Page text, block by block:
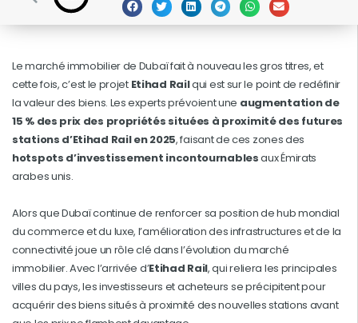
Le marché immobilier de Dubaï fait à nouveau les gros titres, et
cette fois, c’est le projet Etihad Railqui est sur le point de redéfinir
la valeur des biens. Les experts prévoient une augmentation de
15 % des prix des propriétés situées à proximité des futures
stations d’Etihad Rail en 2025, faisant de ces zones des
hotspots d’investissement incontournablesaux Émirats
arabes unis.
Alors que Dubaï continue de renforcer sa position de hub mondial
du commerce et du luxe, l’amélioration des infrastructures et de la
connectivité joue un rôle clé dans l’évolution du marché
immobilier. Avec l’arrivée d’Etihad Rail, qui reliera les principales
villes du pays, les investisseurs et acheteurs se précipitent pour
acquérir des biens situés à proximité des nouvelles stations avant